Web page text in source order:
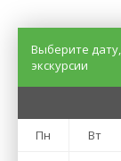
Выберите
экскурсии
Пн Вт